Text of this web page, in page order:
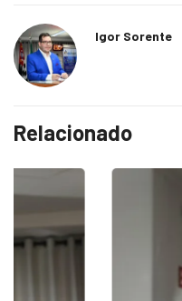
Igor Sorente
Relacionado